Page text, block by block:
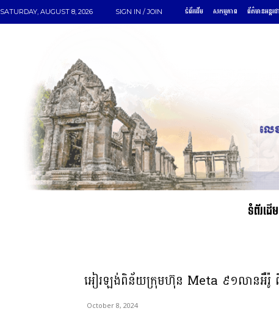
SATURDAY, AUGUST 8, 2026 SIGN IN / JOIN ទំព័រដើម សកម្មភាព ព័ត៌មានអន្តរ
ទំព័រដើម
អៀរឡង់ពិន័យក្រុមហ៊ុន Meta ៩១លានអឺរ៉ូ ពីប
October 8, 2024